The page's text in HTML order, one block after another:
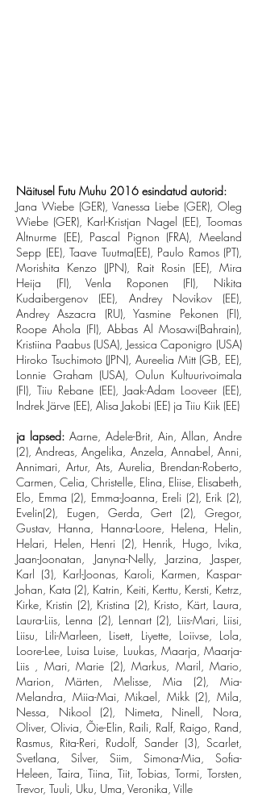
Näitusel Futu Muhu 2016 esindatud autorid:
Jana Wiebe (GER), Vanessa Liebe (GER), Oleg
Wiebe (GER), Karl-Kristjan Nagel (EE), Toomas
Altnurme (EE), Pascal Pignon (FRA), Meeland
Sepp (EE), Taave Tuutma(EE), Paulo Ramos (PT),
Morishita Kenzo (JPN), Rait Rosin (EE), Mira
Heija (FI), Venla Roponen (FI), Nikita
Kudaibergenov (EE), Andrey Novikov (EE),
Andrey Aszacra (RU), Yasmine Pekonen (FI),
Roope Ahola (FI), Abbas Al Mosawi(Bahrain),
Kristiina Paabus (USA), Jessica Caponigro (USA)
Hiroko Tsuchimoto (JPN), Aureelia Mitt (GB, EE),
Lonnie Graham (USA), Oulun Kultuurivoimala
(FI), Tiiu Rebane (EE), Jaak-Adam Looveer (EE),
Indrek Järve (EE), Alisa Jakobi (EE) ja Tiiu Kiik (EE)
ja lapsed: Aarne, Adele-Brit, Ain, Allan, Andre
(2), Andreas, Angelika, Anzela, Annabel, Anni,
Annimari, Artur, Ats, Aurelia, Brendan-Roberto,
Carmen, Celia, Christelle, Elina, Eliise, Elisabeth,
Elo, Emma (2), Emma-Joanna, Ereli (2), Erik (2),
Evelin(2), Eugen, Gerda, Gert (2), Gregor,
Gustav, Hanna, Hanna-Loore, Helena, Helin,
Helari, Helen, Henri (2), Henrik, Hugo, Ivika,
Jaan-Joonatan, Janyna-Nelly, Jarzina, Jasper,
Karl (3), Karl-Joonas, Karoli, Karmen, Kaspar-
Johan, Kata (2), Katrin, Keiti, Kerttu, Kersti, Ketrz,
Kirke, Kristin (2), Kristina (2), Kristo, Kärt, Laura,
Laura-Liis, Lenna (2), Lennart (2), Liis-Mari, Liisi,
Liisu, Lili-Marleen, Lisett, Liyette, Loiivse, Lola,
Loore-Lee, Luisa Luise, Luukas, Maarja, Maarja-
Liis , Mari, Marie (2), Markus, Maril, Mario,
Marion, Märten, Melisse, Mia (2), Mia-
Melandra, Miia-Mai, Mikael, Mikk (2), Mila,
Nessa, Nikool (2), Nimeta, Ninell, Nora,
Oliver, Olivia, Õie-Elin, Raili, Ralf, Raigo, Rand,
Rasmus, Rita-Reri, Rudolf, Sander (3), Scarlet,
Svetlana, Silver, Siim, Simona-Mia, Sofia-
Heleen, Taira, Tiina, Tiit, Tobias, Tormi, Torsten,
Trevor, Tuuli, Uku, Uma, Veronika, Ville